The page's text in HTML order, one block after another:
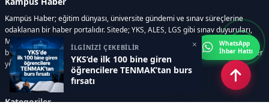
İLGİNİZİ ÇEKEBİLİR
YKS’de ilk 100 bine giren
öğrencilere TENMAK’tan burs
fırsatı
×
Kampüs Haber; eğitim dünyası, üniversite gündemi ve sınav süreçlerine
odaklanan bir haber portalıdır. Sitede; YKS, ALES, LGS gibi sınav duyuruları,
Milli Eğitim Bakanlığı gelişmeleri, üniversite haberleri, rehberlik içerikleri,
bilim ve teknoloji alanındaki yenilikler ile öğrenci yaşamına dair güncel bilgiler
yer alır.
Kategoriler
WhatsApp
İhbar Hattı